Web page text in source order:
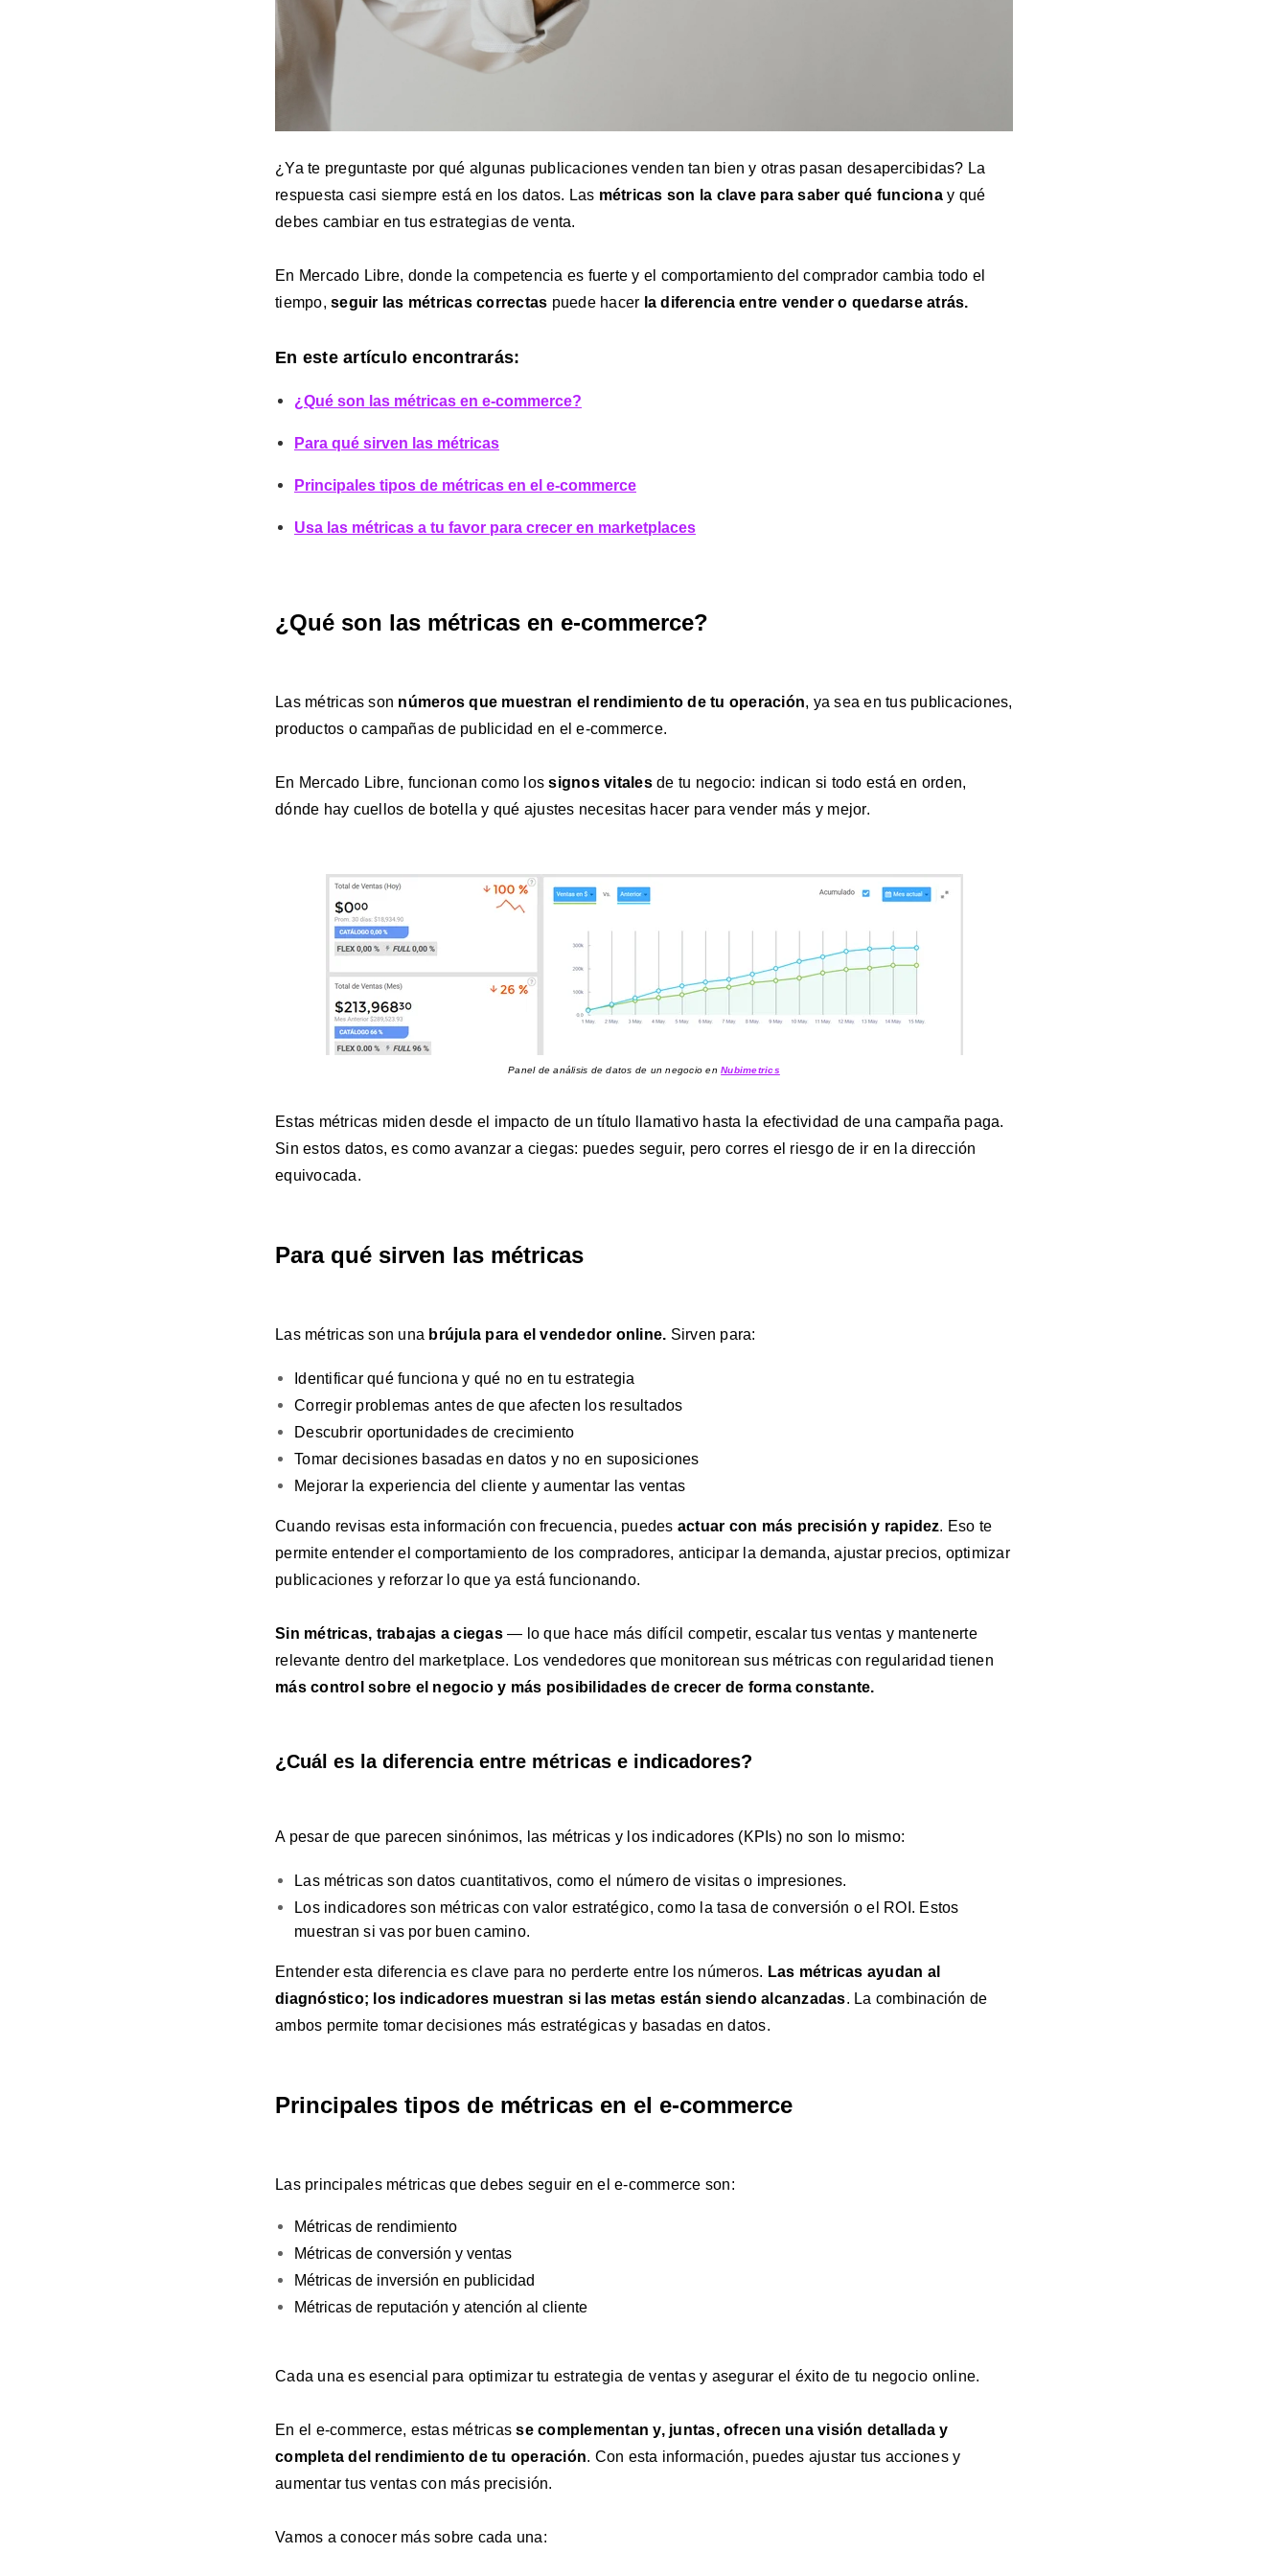
¿Ya te preguntaste por qué algunas publicaciones venden tan bien y otras pasan desapercibidas? La
respuesta casi siempre está en los datos. Las métricas son la clave para saber qué funciona y qué
debes cambiar en tus estrategias de venta.
En Mercado Libre, donde la competencia es fuerte y el comportamiento del comprador cambia todo el
tiempo, seguir las métricas correctas puede hacer la diferencia entre vender o quedarse atrás.
En este artículo encontrarás:
¿Qué son las métricas en e-commerce?
Para qué sirven las métricas
Principales tipos de métricas en el e-commerce
Usa las métricas a tu favor para crecer en marketplaces
¿Qué son las métricas en e-commerce?
Las métricas son números que muestran el rendimiento de tu operación, ya sea en tus publicaciones,
productos o campañas de publicidad en el e-commerce.
En Mercado Libre, funcionan como lossignos vitales de tu negocio: indican si todo está en orden,
dónde hay cuellos de botella y qué ajustes necesitas hacer para vender más y mejor.
Panel de análisis de datos de un negocio enNubimetrics
Estas métricas miden desde el impacto de un título llamativo hasta la efectividad de una campaña paga.
Sin estos datos, es como avanzar a ciegas: puedes seguir, pero corres el riesgo de ir en la dirección
equivocada.
Para qué sirven las métricas
Las métricas son una brújula para el vendedor online. Sirven para:
Identificar qué funciona y qué no en tu estrategia
Corregir problemas antes de que afecten los resultados
Descubrir oportunidades de crecimiento
Tomar decisiones basadas en datos y no en suposiciones
Mejorar la experiencia del cliente y aumentar las ventas
Cuando revisas esta información con frecuencia, puedes actuar con más precisión y rapidez. Eso te
permite entender el comportamiento de los compradores, anticipar la demanda, ajustar precios, optimizar
publicaciones y reforzar lo que ya está funcionando.
Sin métricas, trabajas a ciegas— lo que hace más difícil competir, escalar tus ventas y mantenerte
relevante dentro del marketplace. Los vendedores que monitorean sus métricas con regularidad tienen
más control sobre el negocio y más posibilidades de crecer de forma constante.
¿Cuál es la diferencia entre métricas e indicadores?
A pesar de que parecen sinónimos, las métricas y los indicadores (KPIs) no son lo mismo:
Las métricas son datos cuantitativos, como el número de visitas o impresiones.
Los indicadores son métricas con valor estratégico, como la tasa de conversión o el ROI. Estos
muestran si vas por buen camino.
Entender esta diferencia es clave para no perderte entre los números. Las métricas ayudan al
diagnóstico; los indicadores muestran si las metas están siendo alcanzadas. La combinación de
ambos permite tomar decisiones más estratégicas y basadas en datos.
Principales tipos de métricas en el e-commerce
Las principales métricas que debes seguir en el e-commerce son:
Métricas de rendimiento
Métricas de conversión y ventas
Métricas de inversión en publicidad
Métricas de reputación y atención al cliente
Cada una es esencial para optimizar tu estrategia de ventas y asegurar el éxito de tu negocio online.
En el e-commerce, estas métricas se complementan y, juntas, ofrecen una visión detallada y
completa del rendimiento de tu operación. Con esta información, puedes ajustar tus acciones y
aumentar tus ventas con más precisión.
Vamos a conocer más sobre cada una: